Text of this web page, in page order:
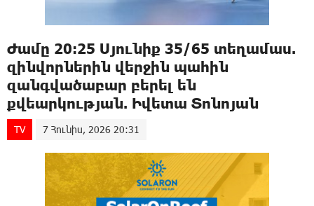
Ժամը 20։25 Սյունիք 35/65 տեղամաս.
զինվորներին վերջին պահին
զանգվածաբար բերել են
քվեարկության. Իվետա Տոնոյան
TV 7 Հունիս, 2026 20:31